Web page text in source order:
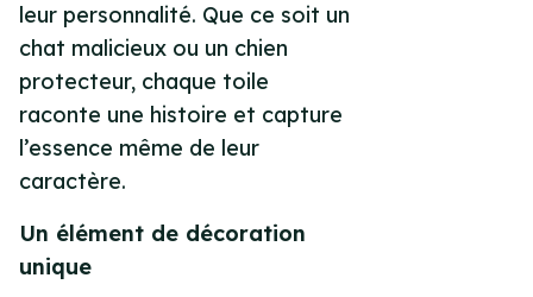
leur personnalité. Que ce soit un
chat malicieux ou un chien
protecteur, chaque toile
raconte une histoire et capture
l’essence même de leur
caractère.
Un élément de décoration
unique